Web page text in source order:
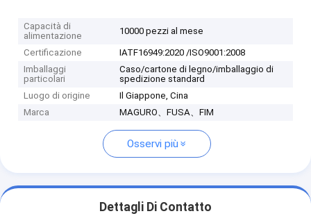
Capacità di
alimentazione
10000 pezzi al mese
Certificazione
IATF16949:2020 /ISO9001:2008
Imballaggi
particolari
Caso/cartone di legno/imballaggio di
spedizione standard
Luogo di origine
Il Giappone, Cina
Marca
MAGURO、FUSA、FIM
Osservi più
Dettagli Di Contatto